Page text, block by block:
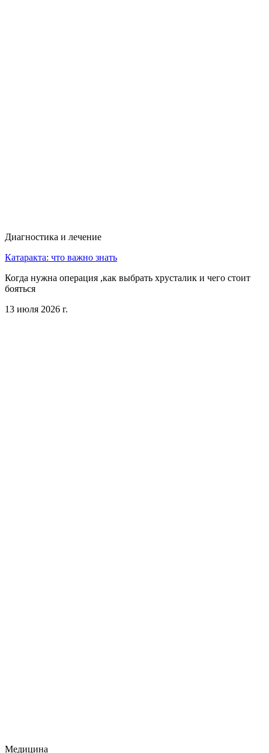
Диагностика и лечение
Катаракта: что важно знать
Когда нужна операция ,как выбрать хрусталик и чего стоит
бояться
13 июля 2026 г.
Медицина